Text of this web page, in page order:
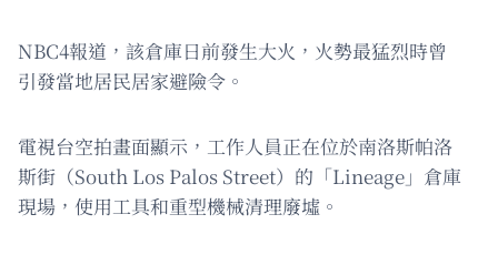
NBC4報道，該倉庫日前發生大火，火勢最猛烈時曾
引發當地居民居家避險令。
電視台空拍畫面顯示，工作人員正在位於南洛斯帕洛
斯街（South Los Palos Street）的「Lineage」倉庫
現場，使用工具和重型機械清理廢墟。